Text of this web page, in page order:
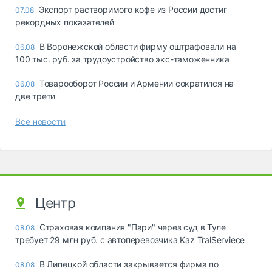
07.08 Экспорт растворимого кофе из России достиг
рекордных показателей
06.08 В Воронежской области фирму оштрафовали на
100 тыс. руб. за трудоустройство экс-таможенника
06.08 Товарооборот России и Армении сократился на
две трети
Все новости
Центр
08.08 Страховая компания "Пари" через суд в Туле
требует 29 млн руб. с автоперевозчика Kaz TralServiece
08.08 В Липецкой области закрывается фирма по